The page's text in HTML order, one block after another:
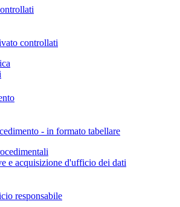
controllati
- in formato tabellare
e acquisizione d'ufficio dei dati
responsabile